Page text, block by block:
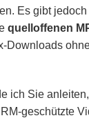
Es gibt
quelloffenen
Downloads
ich Sie
geschützte